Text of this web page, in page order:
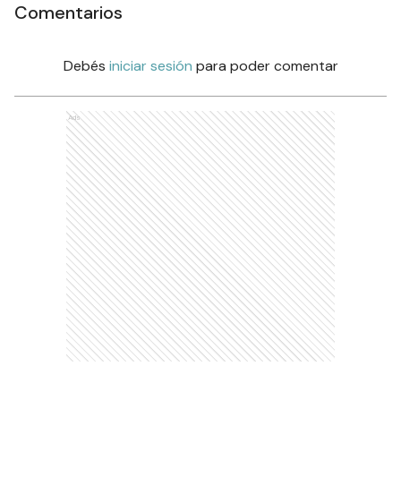
Comentarios
Debés iniciar sesión para poder comentar
Ads